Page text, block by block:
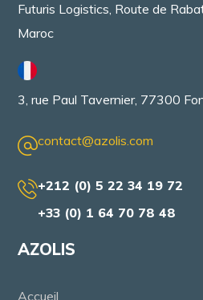
Futuris Logistics, Route de
Maroc
3, rue Paul Tavernier, 77300
contact@azolis.com
+212 (0) 5 22 34 19 72
+33 (0) 1 64 70 78 48
AZOLIS
Accueil